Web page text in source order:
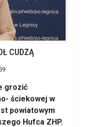
CUDZĄ
grozić
ściekowej w
powiatowym
Hufca ZHP.